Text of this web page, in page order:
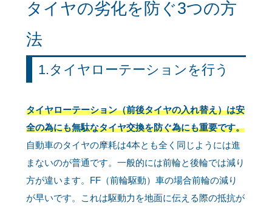
タイヤの劣化を防ぐ3つの方
法
1.タイヤローテーションを行う
タイヤローテーション（前後タイヤの入れ替え）は安
全の為にも無駄なタイヤ交換を防ぐ為にも重要です。
自動車のタイヤの摩耗は4本とも全く同じようには進
まないのが普通です。一般的には前輪と後輪では減り
方が違います。FF（前輪駆動）車の場合前輪の減り
が早いです。これは駆動力を地面に伝える際の抵抗が